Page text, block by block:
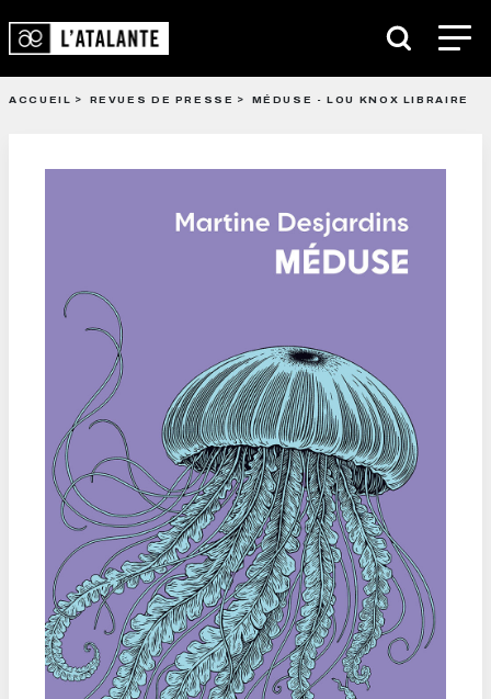
ACCUEIL REVUES DE PRESSE MÉDUSE - LOU KNOX LIBRAIRE